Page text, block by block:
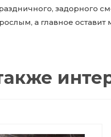
задорного
а главное